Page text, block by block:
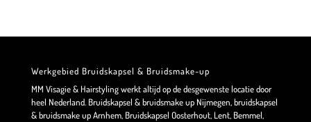
Werkgebied Bruidskapsel & Bruidsmake-up
MM Visagie & Hairstyling werkt altijd op de desgewenste locatie door
heel Nederland. Bruidskapsel & bruidsmake up Nijmegen, bruidskapsel
& bruidsmake up Arnhem, Bruidskapsel Oosterhout, Lent, Bemmel,